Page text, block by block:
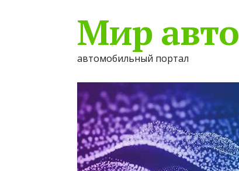
Мир авто
автомобильный портал